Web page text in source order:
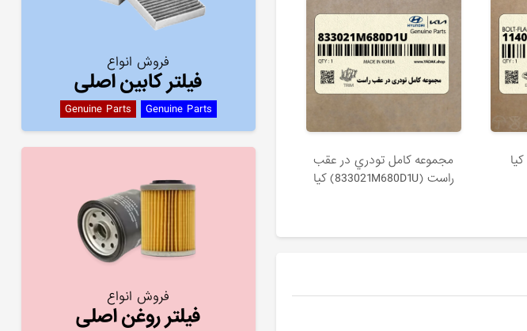
مجموعه كامل تودري در عقب
راست (833021M680D1U) کیا
فروش انواع
فیلتر کابین اصلی
Genuine Parts Genuine Parts
فروش انواع
فیلتر روغن اصلی